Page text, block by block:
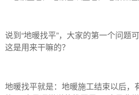
说到“地暖找平”，大家的第一个问题
这是用来干嘛的？
地暖找平就是：地暖施工结束以后，